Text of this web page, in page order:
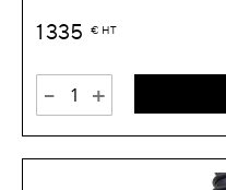
1 335 € HT
- +